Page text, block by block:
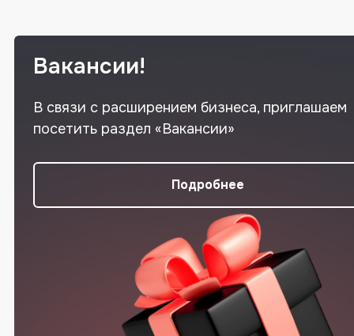
Вакансии!
В связи с расширением бизнеса, приглашаем
посетить раздел «Вакансии»
Подробнее